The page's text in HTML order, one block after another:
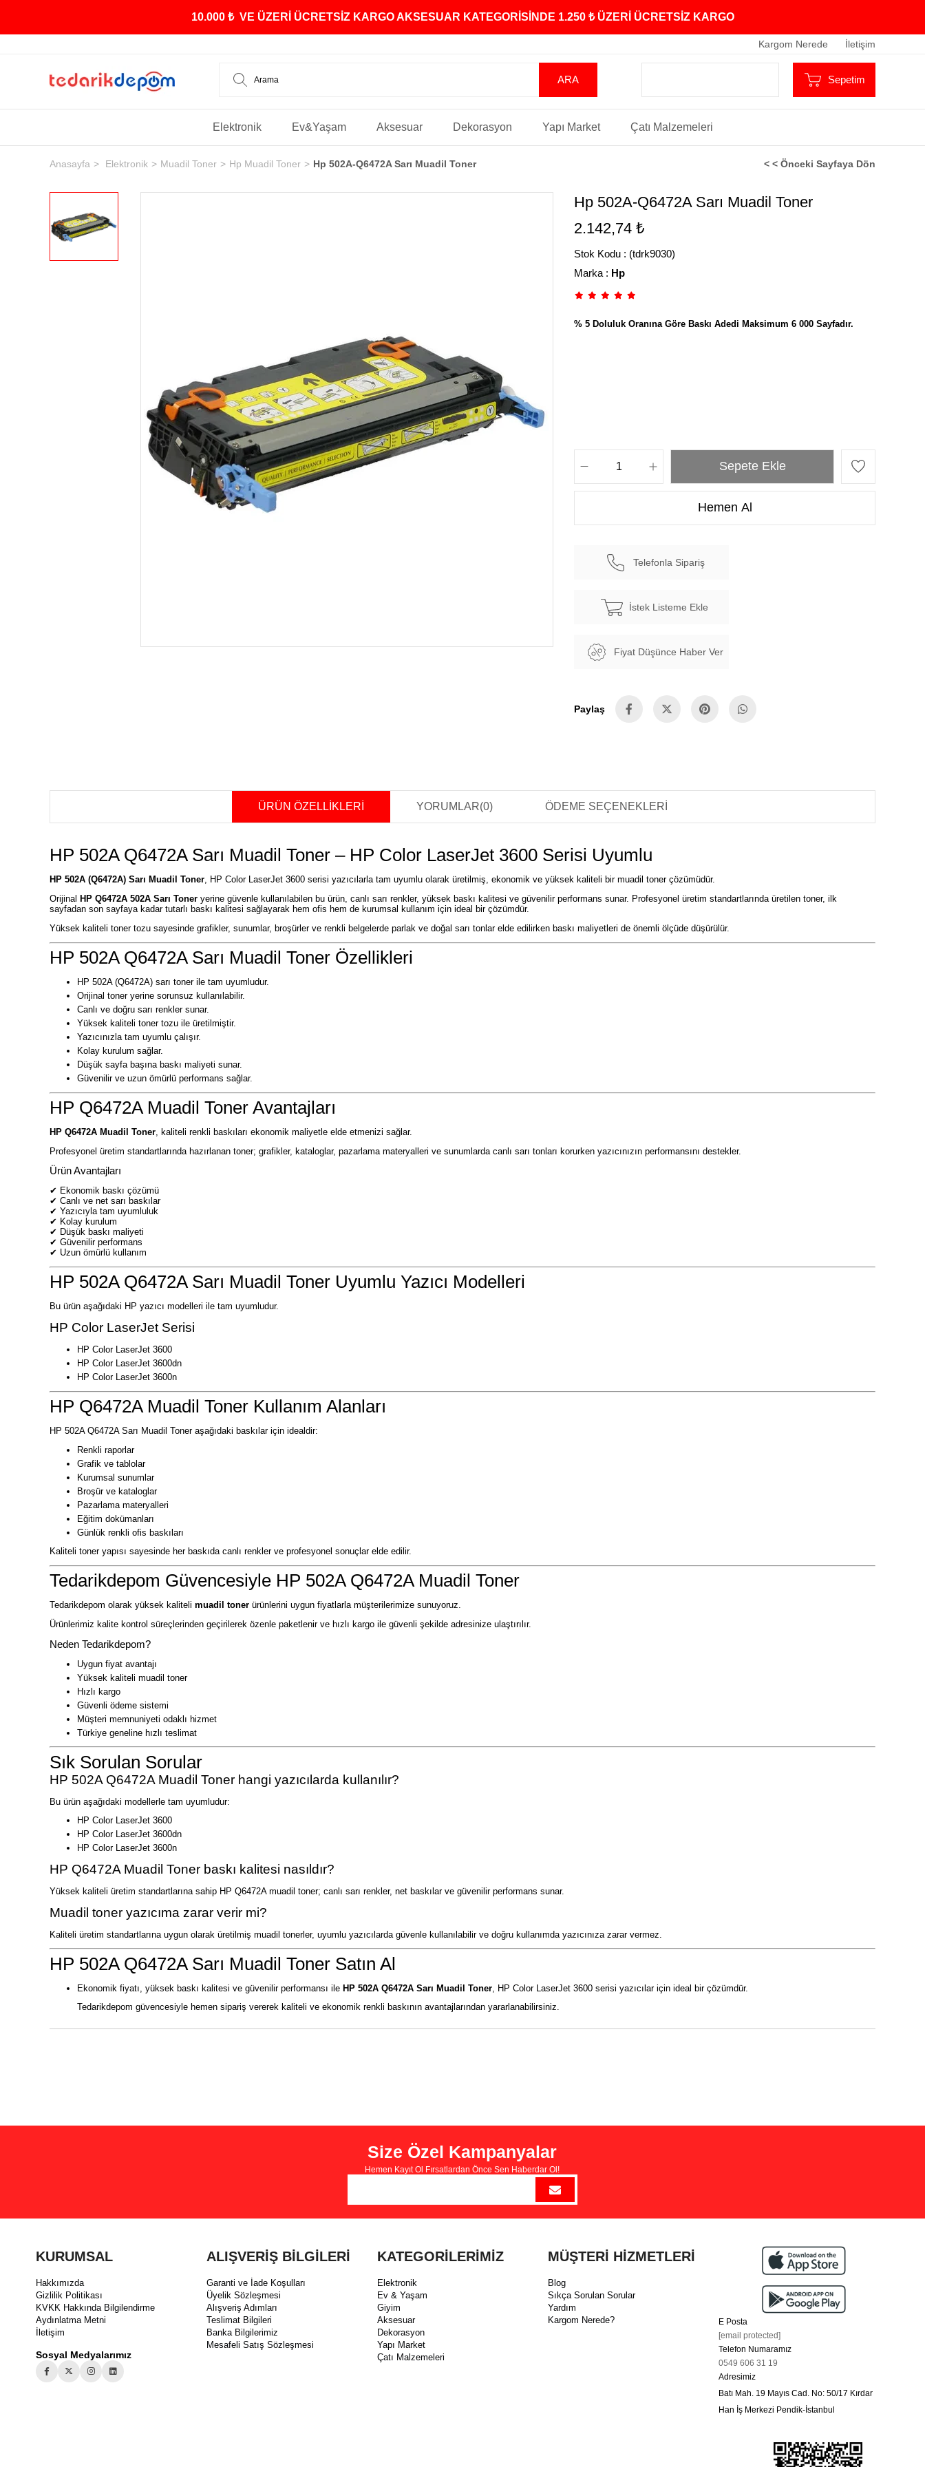
10.000 ₺ VE ÜZERİ ÜCRETSİZ KARGO AKSESUAR KATEGORİSİNDE 1.250 ₺ ÜZERİ ÜCRETSİZ KARGO
Kargom Nerede İletişim
Sepetim
Elektronik Ev&Yaşam Aksesuar Dekorasyon Yapı Market Çatı Malzemeleri
Anasayfa Elektronik Muadil Toner Hp Muadil Toner Hp 502A-Q6472A Sarı Muadil Toner < < Önceki Sayfaya Dön
Hp 502A-Q6472A Sarı Muadil Toner
2.142,74 ₺
Stok Kodu
(tdrk9030)
Marka : Hp
% 5 Doluluk Oranına Göre Baskı Adedi Maksimum 6 000 Sayfadır.
Telefonla Sipariş
İstek Listeme Ekle
Fiyat Düşünce Haber Ver
Paylaş
ÜRÜN ÖZELLIKLERI YORUMLAR(0) ÖDEME SEÇENEKLERI
HP 502A Q6472A Sarı Muadil Toner – HP Color LaserJet 3600 Serisi Uyumlu
HP 502A (Q6472A) Sarı Muadil Toner, HP Color LaserJet 3600 serisi yazıcılarla tam uyumlu olarak üretilmiş, ekonomik ve yüksek kaliteli bir muadil toner çözümüdür.
Orijinal HP Q6472A 502A Sarı Toner yerine güvenle kullanılabilen bu ürün, canlı sarı renkler, yüksek baskı kalitesi ve güvenilir performans sunar. Profesyonel üretim standartlarında üretilen toner, ilk
sayfadan son sayfaya kadar tutarlı baskı kalitesi sağlayarak hem ofis hem de kurumsal kullanım için ideal bir çözümdür.
Yüksek kaliteli toner tozu sayesinde grafikler, sunumlar, broşürler ve renkli belgelerde parlak ve doğal sarı tonlar elde edilirken baskı maliyetleri de önemli ölçüde düşürülür.
HP 502A Q6472A Sarı Muadil Toner Özellikleri
HP 502A (Q6472A) sarı toner ile tam uyumludur.
Orijinal toner yerine sorunsuz kullanılabilir.
Canlı ve doğru sarı renkler sunar.
Yüksek kaliteli toner tozu ile üretilmiştir.
Yazıcınızla tam uyumlu çalışır.
Kolay kurulum sağlar.
Düşük sayfa başına baskı maliyeti sunar.
Güvenilir ve uzun ömürlü performans sağlar.
HP Q6472A Muadil Toner Avantajları
HP Q6472A Muadil Toner , kaliteli renkli baskıları ekonomik maliyetle elde etmenizi sağlar.
Profesyonel üretim standartlarında hazırlanan toner; grafikler, kataloglar, pazarlama materyalleri ve sunumlarda canlı sarı tonları korurken yazıcınızın performansını destekler.
Ürün Avantajları
✔ Ekonomik baskı çözümü
✔ Canlı ve net sarı baskılar
✔ Yazıcıyla tam uyumluluk
✔ Kolay kurulum
✔ Düşük baskı maliyeti
✔ Güvenilir performans
✔ Uzun ömürlü kullanım
HP 502A Q6472A Sarı Muadil Toner Uyumlu Yazıcı Modelleri
Bu ürün aşağıdaki HP yazıcı modelleri ile tam uyumludur.
HP Color LaserJet Serisi
HP Color LaserJet 3600
HP Color LaserJet 3600dn
HP Color LaserJet 3600n
HP Q6472A Muadil Toner Kullanım Alanları
HP 502A Q6472A Sarı Muadil Toner aşağıdaki baskılar için idealdir:
Renkli raporlar
Grafik ve tablolar
Kurumsal sunumlar
Broşür ve kataloglar
Pazarlama materyalleri
Eğitim dokümanları
Günlük renkli ofis baskıları
Kaliteli toner yapısı sayesinde her baskıda canlı renkler ve profesyonel sonuçlar elde edilir.
Tedarikdepom Güvencesiyle HP 502A Q6472A Muadil Toner
Tedarikdepom olarak yüksek kaliteli muadil toner ürünlerini uygun fiyatlarla müşterilerimize sunuyoruz.
Ürünlerimiz kalite kontrol süreçlerinden geçirilerek özenle paketlenir ve hızlı kargo ile güvenli şekilde adresinize ulaştırılır.
Neden Tedarikdepom?
Uygun fiyat avantajı
Yüksek kaliteli muadil toner
Hızlı kargo
Güvenli ödeme sistemi
Müşteri memnuniyeti odaklı hizmet
Türkiye geneline hızlı teslimat
Sık Sorulan Sorular
HP 502A Q6472A Muadil Toner hangi yazıcılarda kullanılır?
Bu ürün aşağıdaki modellerle tam uyumludur:
HP Color LaserJet 3600
HP Color LaserJet 3600dn
HP Color LaserJet 3600n
HP Q6472A Muadil Toner baskı kalitesi nasıldır?
Yüksek kaliteli üretim standartlarına sahip HP Q6472A muadil toner; canlı sarı renkler, net baskılar ve güvenilir performans sunar.
Muadil toner yazıcıma zarar verir mi?
Kaliteli üretim standartlarına uygun olarak üretilmiş muadil tonerler, uyumlu yazıcılarda güvenle kullanılabilir ve doğru kullanımda yazıcınıza zarar vermez.
HP 502A Q6472A Sarı Muadil Toner Satın Al
Ekonomik fiyatı, yüksek baskı kalitesi ve güvenilir performansı ile HP 502A Q6472A Sarı Muadil Toner , HP Color LaserJet 3600 serisi yazıcılar için ideal bir çözümdür.
Tedarikdepom güvencesiyle hemen sipariş vererek kaliteli ve ekonomik renkli baskının avantajlarından yararlanabilirsiniz.
Size Özel Kampanyalar
Hemen Kayıt Ol Fırsatlardan Önce Sen Haberdar Ol!
KURUMSAL
Hakkımızda
Gizlilik Politikası
KVKK Hakkında Bilgilendirme
Aydınlatma Metni
İletişim
Sosyal Medyalarımız
ALIŞVERİŞ BİLGİLERİ
Garanti ve İade Koşulları
Üyelik Sözleşmesi
Alışveriş Adımları
Teslimat Bilgileri
Banka Bilgilerimiz
Mesafeli Satış Sözleşmesi
KATEGORİLERİMİZ
Elektronik
Ev & Yaşam
Giyim
Aksesuar
Dekorasyon
Yapı Market
Çatı Malzemeleri
MÜŞTERİ HİZMETLERİ
Blog
Sıkça Sorulan Sorular
Yardım
Kargom Nerede?
E Posta
[email protected]
Telefon Numaramız
0549 606 31 19
Adresimiz
Batı Mah. 19 Mayıs Cad. No: 50/17 Kırdar
Han İş Merkezi Pendik-İstanbul